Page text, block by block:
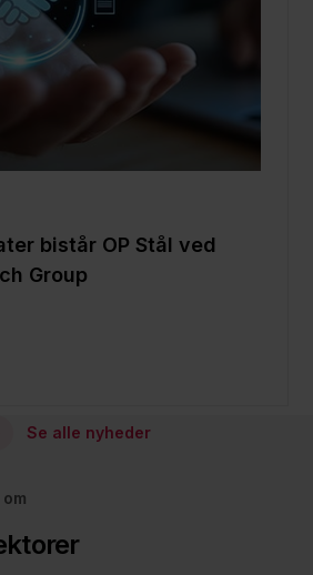
bistår OP Stål ved
Group
Se alle nyheder